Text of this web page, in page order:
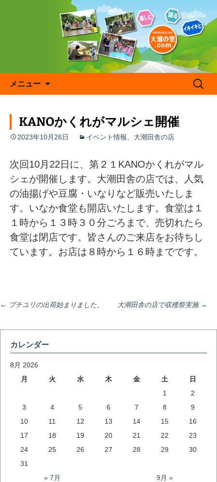
プ
メニュー
検
索:
KANOかくれがマルシェ開催
2023年10月26日 イベント情報 大潮田舎の店
次回10月22日に、第２１KANOかくれがマル
シェが開催します。大潮田舎の店では、人気
の油揚げや豆腐・いなりなど販売いたしま
す。いなか食堂も開店いたします。食堂は１
１時から１３時３０分ごろまで、売切れたら
食堂は閉店です。皆さんのご来店をお待ちし
ています。お店は８時から１６時までです。
投
稿
ナ
ビ
ゲ
ー
← プチユリの出荷始まりました。 大潮田舎の店で収穫祭実施 →
カレンダー
8月 2026
月
火 水 木 金 土
日
1
2
3
4 5 6 7 8
9
10
11 12 13 14 15
16
17
18 19 20 21 22
23
24
25 26 27 28 29
30
31
« 7月
9月 »